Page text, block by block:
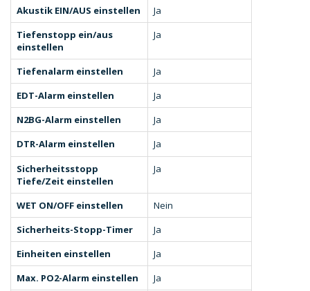
Akustik EIN/AUS einstellen
Ja
Tiefenstopp ein/aus
einstellen
Ja
Tiefenalarm einstellen
Ja
EDT-Alarm einstellen
Ja
N2BG-Alarm einstellen
Ja
DTR-Alarm einstellen
Ja
Sicherheitsstopp
Tiefe/Zeit einstellen
Ja
WET ON/OFF einstellen
Nein
Sicherheits-Stopp-Timer
Ja
Einheiten einstellen
Ja
Max. PO2-Alarm einstellen
Ja